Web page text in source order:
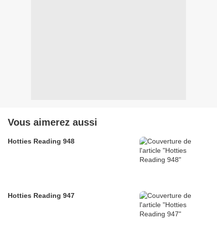
Vous aimerez aussi
Hotties Reading 948
Hotties Reading 947